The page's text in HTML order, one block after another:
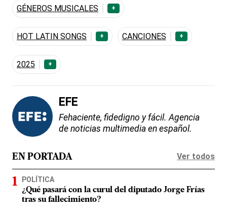
GÉNEROS MUSICALES +
HOT LATIN SONGS + CANCIONES +
2025 +
EFE
Fehaciente, fidedigno y fácil. Agencia
de noticias multimedia en español.
EN PORTADA Ver todos
POLÍTICA
¿Qué pasará con la curul del diputado Jorge Frías
tras su fallecimiento?